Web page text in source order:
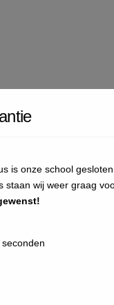
is onze school
wij weer graag
seconden